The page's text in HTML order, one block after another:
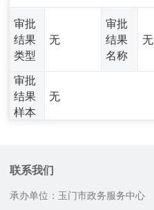
审批
结果
类型
无
审批
结果
名称
无
审批
结果
样本
无
联系我们
承办单位：玉门市政务服务中心